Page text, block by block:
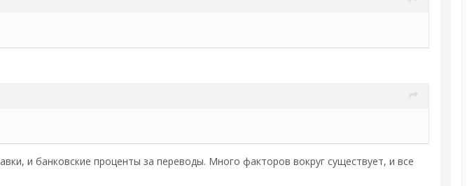
и банковские проценты за переводы. Много факторов вокруг существует, и все